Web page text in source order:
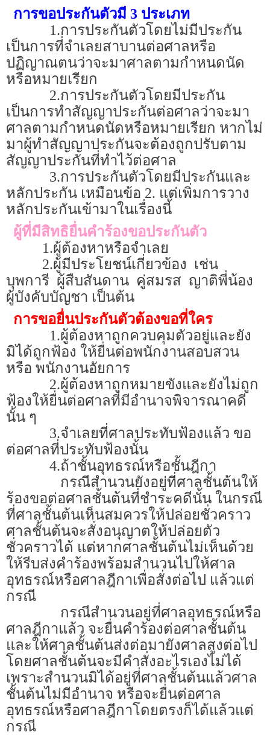
การขอประกันตัวมี 3 ประเภท
1.การประกันตัวโดยไม่มีประกัน
เป็นการที่จำเลยสาบานต่อศาลหรือ
ปฏิญาณตนว่าจะมาศาลตามกำหนดนัด
หรือหมายเรียก
2.การประกันตัวโดยมีประกัน
เป็นการทำสัญญาประกันต่อศาลว่าจะมา
ศาลตามกำหนดนัดหรือหมายเรียก หากไม่
มาผู้ทำสัญญาประกันจะต้องถูกปรับตาม
สัญญาประกันที่ทำไว้ต่อศาล
3.การประกันตัวโดยมีประกันและ
หลักประกัน เหมือนข้อ 2. แต่เพิ่มการวาง
หลักประกันเข้ามาในเรื่องนี้
ผู้ที่มีสิทธิยื่นคำร้องขอประกันตัว
1.ผู้ต้องหาหรือจำเลย
2.ผู้มีประโยชน์เกี่ยวข้อง เช่น
บุพการี ผู้สืบสันดาน คู่สมรส ญาติพี่น้อง
ผู้บังคับบัญชา เป็นต้น
การขอยื่นประกันตัวต้องขอที่ใคร
1.ผู้ต้องหาถูกควบคุมตัวอยู่และยัง
มิได้ถูกฟ้อง ให้ยื่นต่อพนักงานสอบสวน
หรือ พนักงานอัยการ
2.ผู้ต้องหาถูกหมายขังและยังไม่ถูก
ฟ้องให้ยื่นต่อศาลที่มีอำนาจพิจารณาคดี
นั้น ๆ
3.จำเลยที่ศาลประทับฟ้องแล้ว ขอ
ต่อศาลที่ประทับฟ้องนั้น
4.ถ้าชั้นอุทธรณ์หรือชั้นฎีกา
กรณีสำนวนยังอยู่ที่ศาลชั้นต้นให้
ร้องขอต่อศาลชั้นต้นที่ชำระคดีนั้น ในกรณี
ที่ศาลชั้นต้นเห็นสมควรให้ปล่อยชั่วคราว
ศาลชั้นต้นจะสั่งอนุญาตให้ปล่อยตัว
ชั่วคราวได้ แต่หากศาลชั้นต้นไม่เห็นด้วย
ให้รีบส่งคำร้องพร้อมสำนวนไปให้ศาล
อุทธรณ์หรือศาลฎีกาเพื่อสั่งต่อไป แล้วแต่
กรณี
กรณีสำนวนอยู่ที่ศาลอุทธรณ์หรือ
ศาลฎีกาแล้ว จะยื่นคำร้องต่อศาลชั้นต้น
และให้ศาลชั้นต้นส่งต่อมายังศาลสูงต่อไป
โดยศาลชั้นต้นจะมีคำสั่งอะไรเองไม่ได้
เพราะสำนวนมิได้อยู่ที่ศาลชั้นต้นแล้วศาล
ชั้นต้นไม่มีอำนาจ หรือจะยื่นต่อศาล
อุทธรณ์หรือศาลฎีกาโดยตรงก็ได้แล้วแต่
กรณี